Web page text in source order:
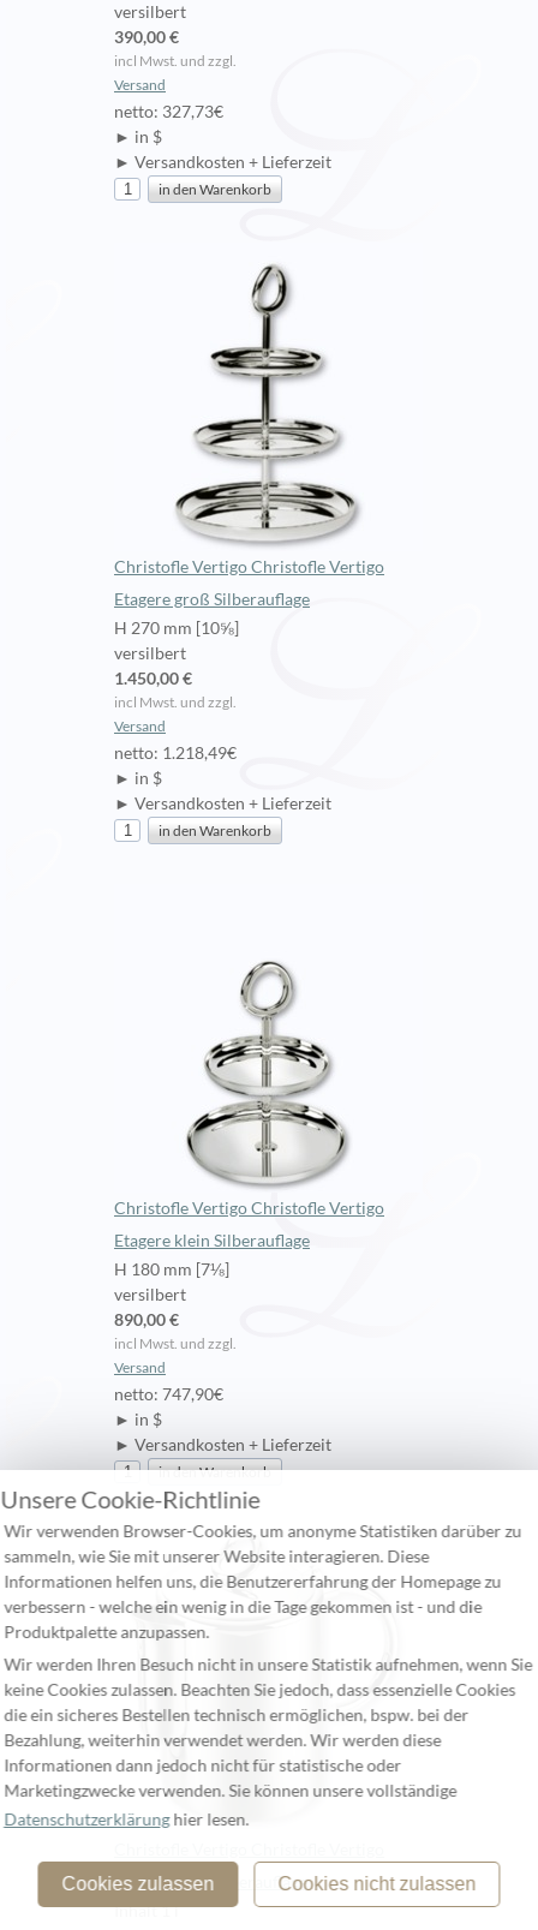
versilbert
390,00 €
incl Mwst. und zzgl.
Versand
netto: 327,73€
► in $
► Versandkosten + Lieferzeit
Christofle Vertigo Christofle Vertigo
Etagere groß Silberauflage
H 270 mm [10⅝]
versilbert
1.450,00 €
incl Mwst. und zzgl.
Versand
netto: 1.218,49€
► in $
► Versandkosten + Lieferzeit
Christofle Vertigo Christofle Vertigo
Etagere klein Silberauflage
H 180 mm [7⅛]
versilbert
890,00 €
incl Mwst. und zzgl.
Versand
netto: 747,90€
► in $
► Versandkosten + Lieferzeit
Kaffeekanne Silberauflage
Inhalt 1 l
Unsere Cookie-Richtlinie
Wir verwenden Browser-Cookies, um anonyme Statistiken darüber zu
sammeln, wie Sie mit unserer Website interagieren. Diese
Informationen helfen uns, die Benutzererfahrung der Homepage zu
verbessern - welche ein wenig in die Tage gekommen ist - und die
Produktpalette anzupassen.
Wir werden Ihren Besuch nicht in unsere Statistik aufnehmen, wenn Sie
keine Cookies zulassen. Beachten Sie jedoch, dass essenzielle Cookies
die ein sicheres Bestellen technisch ermöglichen, bspw. bei der
Bezahlung, weiterhin verwendet werden. Wir werden diese
Informationen dann jedoch nicht für statistische oder
Marketingzwecke verwenden. Sie können unsere vollständige
Datenschutzerklärunghier lesen.
Cookies zulassen Cookies nicht zulassen